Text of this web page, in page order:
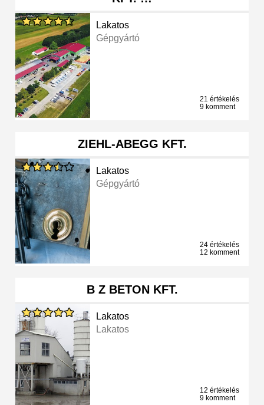
Lakatos
Gépgyártó
21 értékelés
9 komment
ZIEHL-ABEGG KFT.
Lakatos
Gépgyártó
24 értékelés
12 komment
B Z BETON KFT.
Lakatos
Lakatos
12 értékelés
9 komment